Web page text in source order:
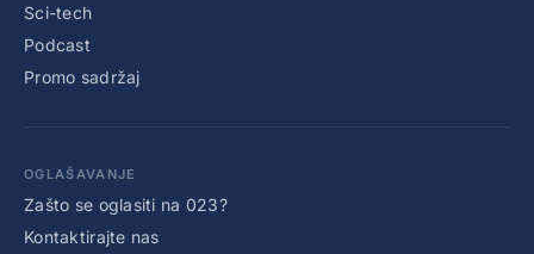
Sci-tech
Podcast
Promo sadržaj
OGLAŠAVANJE
Zašto se oglasiti na 023?
Kontaktirajte nas